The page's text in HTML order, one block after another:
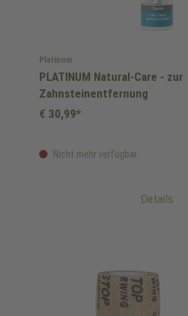
Platinum
PLATINUM Natural-Care - zur
Zahnsteinentfernung
Nicht mehr verfügbar
€ 30,99*
Details